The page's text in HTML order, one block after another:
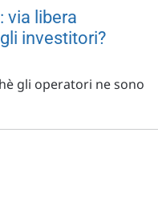
via libera
investitori?
gli operatori ne sono